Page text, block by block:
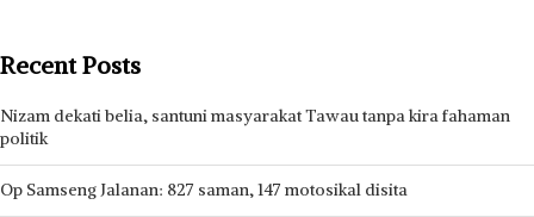
Recent Posts
Nizam dekati belia, santuni masyarakat Tawau tanpa kira fahaman
politik
Op Samseng Jalanan: 827 saman, 147 motosikal disita